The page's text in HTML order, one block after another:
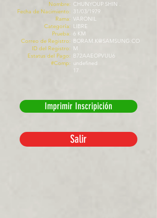
Nombre:
Fecha de Nacimiento:
Rama:
Categoría:
Prueba:
Correo de Registro:
ID del Registro:
Estatus del Pago:
#Comp:
CHUNYOUP SHIN .
31/03/1979
VARONIL
LIBRE
6 KM
BORAM.K@SAMSUNG.CO
M
B72AAEOPVUU6
undefined
17
Imprimir Inscripición
Salir